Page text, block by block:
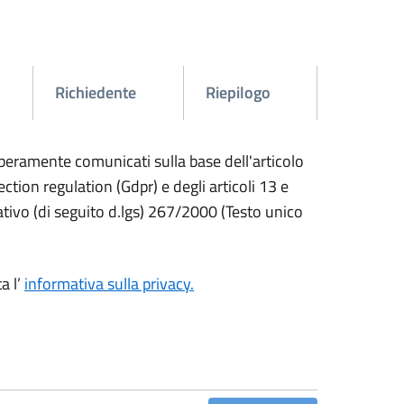
Richiedente Riepilogo
comunicati sulla base dell'articolo
regulation (Gdpr) e degli articoli 13 e
(di seguito d.lgs) 267/2000 (Testo unico
l’ informativa sulla privacy.